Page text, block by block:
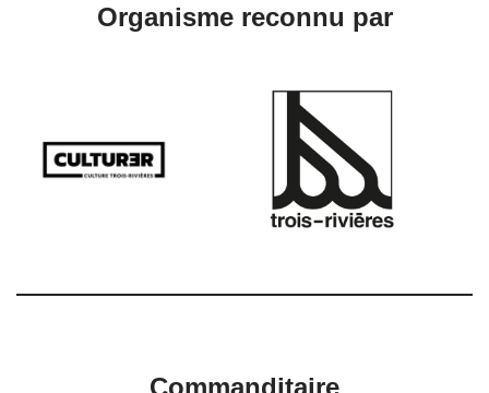
Organisme reconnu par
Commanditaire